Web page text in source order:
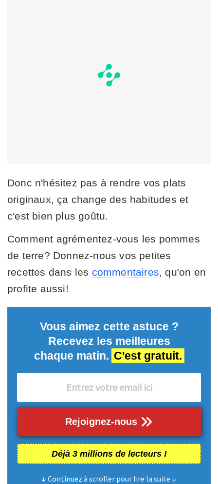
Donc n'hésitez pas à rendre vos plats
originaux, ça change des habitudes et
c'est bien plus goûtu.
Comment agrémentez-vous les pommes
de terre? Donnez-nous vos petites
recettes dans les commentaires , qu'on en
profite aussi!
Vous aimez cette astuce ?
Recevez les meilleures
chaque matin. C'est gratuit.
Rejoignez-nous
Déjà 3 millions de lecteurs !
↓ Continuez à scroller pour lire la suite ↓